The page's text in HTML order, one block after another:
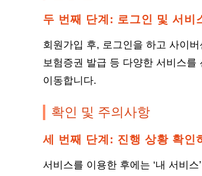
두 번째 단계: 로그인 및 서비
회원가입 후, 로그인을 하고 사이
보험증권 발급 등 다양한 서비스
이동합니다.
확인 및 주의사항
세 번째 단계: 진행 상황 확인
서비스를 이용한 후에는 ‘내 서비